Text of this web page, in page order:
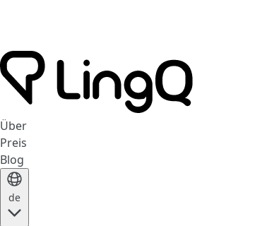
Über
Preis
Blog
de